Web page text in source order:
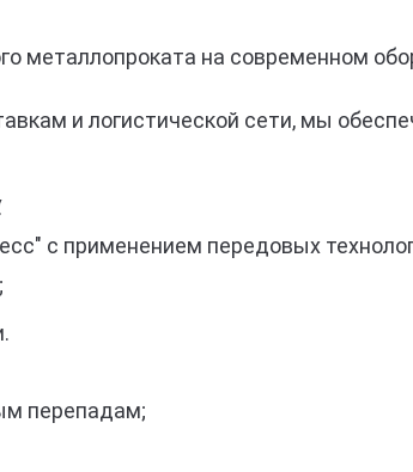
металлопроката на современном
и логистической сети, мы
с применением передовых
перепадам;